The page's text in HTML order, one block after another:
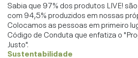
Sabia que 97% dos produtos LIVE!
com 94,5% produzidos em nossas
Colocamos as pessoas em primeiro
Código de Conduta que enfatiza o
Justo".
Sustentabilidade